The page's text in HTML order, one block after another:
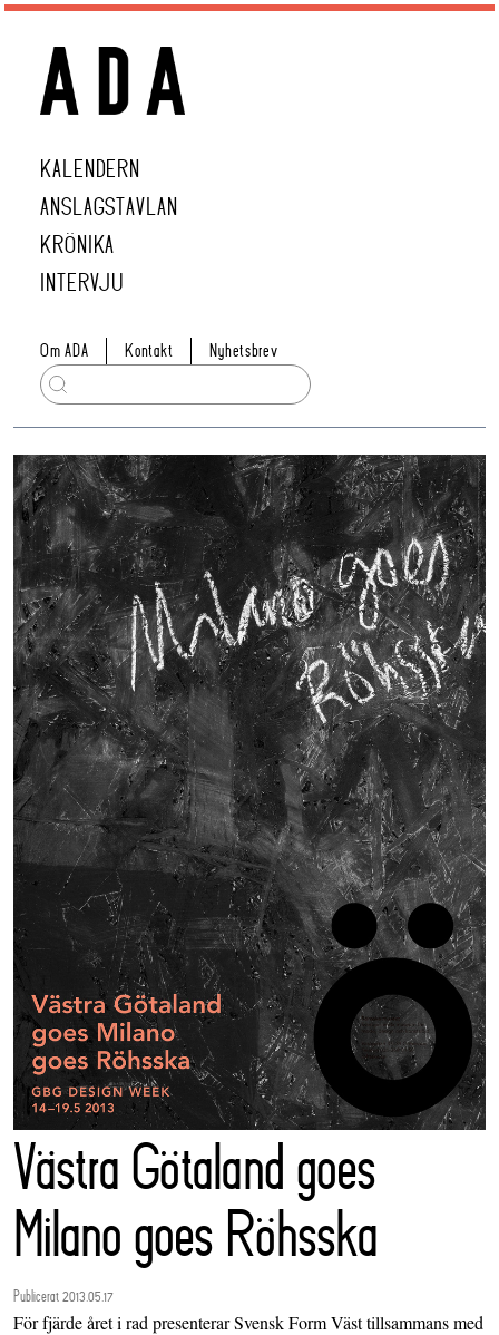
KALENDERN
ANSLAGSTAVLAN
KRÖNIKA
INTERVJU
Om ADA Kontakt Nyhetsbrev
Västra Götaland goes
Milano goes Röhsska
Publicerat 2013.05.17
För fjärde året i rad presenterar Svensk Form Väst tillsammans med